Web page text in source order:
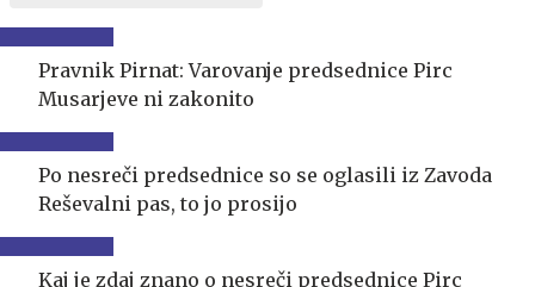
Pravnik Pirnat: Varovanje predsednice Pirc
Musarjeve ni zakonito
Po nesreči predsednice so se oglasili iz Zavoda
Reševalni pas, to jo prosijo
Kaj je zdaj znano o nesreči predsednice Pirc